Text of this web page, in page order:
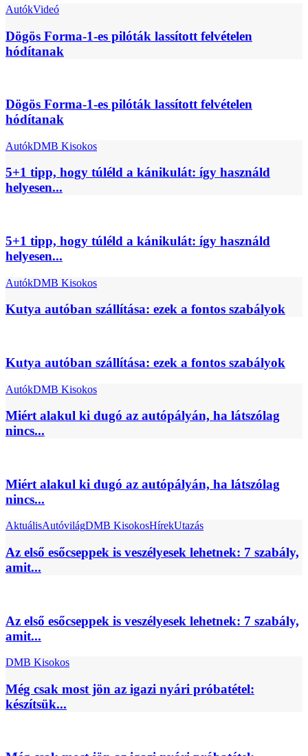
AutókVideó
Dögös Forma-1-es pilóták lassított felvételen
hódítanak
Dögös Forma-1-es pilóták lassított felvételen
hódítanak
AutókDMB Kisokos
5+1 tipp, hogy túléld a kánikulát: így használd
helyesen...
5+1 tipp, hogy túléld a kánikulát: így használd
helyesen...
AutókDMB Kisokos
Kutya autóban szállítása: ezek a fontos szabályok
Kutya autóban szállítása: ezek a fontos szabályok
AutókDMB Kisokos
Miért alakul ki dugó az autópályán, ha látszólag
nincs...
Miért alakul ki dugó az autópályán, ha látszólag
nincs...
AktuálisAutóvilágDMB KisokosHírekUtazás
Az első esőcseppek is veszélyesek lehetnek: 7 szabály,
amit...
Az első esőcseppek is veszélyesek lehetnek: 7 szabály,
amit...
DMB Kisokos
Még csak most jön az igazi nyári próbatétel:
készítsük...